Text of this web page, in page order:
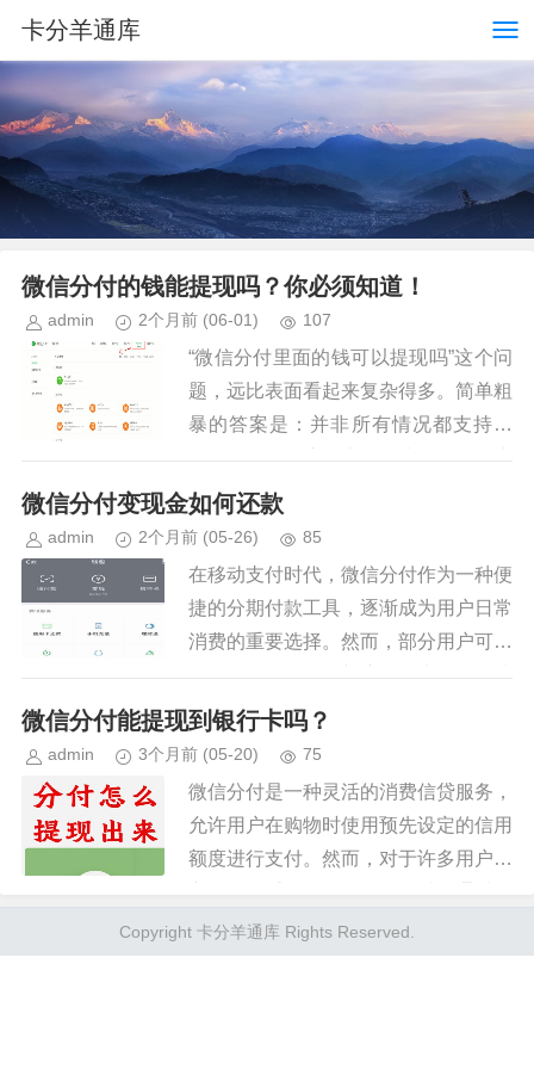
卡分羊通库
微信分付的钱能提现吗？你必须知道！
admin 2个月前 (06-01) 107
“微信分付里面的钱可以提现吗”这个问
题，远比表面看起来复杂得多。简单粗
暴的答案是：并非所有情况都支持提
现，而且提现流程也存在诸多限制，这
与微信分付的本质设计以及其在金融生
微信分付变现金如何还款
admin 2个月前 (05-26) 85
在移动支付时代，微信分付作为一种便
捷的分期付款工具，逐渐成为用户日常
消费的重要选择。然而，部分用户可能
会遇到需要将分付额度转化为现金的情
况，这种操作虽然灵活，但也伴随着还
微信分付能提现到银行卡吗？
admin 3个月前 (05-20) 75
微信分付是一种灵活的消费信贷服务，
允许用户在购物时使用预先设定的信用
额度进行支付。然而，对于许多用户而
信分付获得的资金提取到银行卡中。
从功能角度看，微信分付主要是为...
Copyright 卡分羊通库 Rights Reserved.